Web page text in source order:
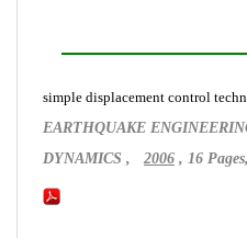
simple displacement control
EARTHQUAKE
DYNAMICS , 2006 , 16